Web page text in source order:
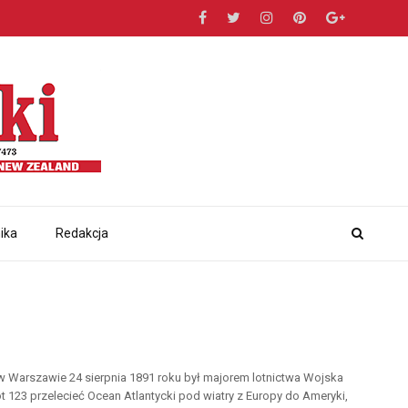
Redakcja
24 sierpnia 1891 roku był majorem lotnictwa Wojska
przelecieć Ocean Atlantycki pod wiatry z Europy do Ameryki,